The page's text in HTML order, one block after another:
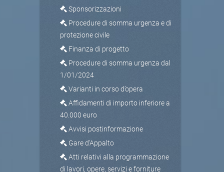
Sponsorizzazioni
Procedure di somma urgenza e di
protezione civile
Finanza di progetto
Procedure di somma urgenza dal
1/01/2024
Varianti in corso d’opera
Affidamenti di importo inferiore a
40.000 euro
Avvisi postinformazione
Gare d'Appalto
Atti relativi alla programmazione
di lavori, opere, servizi e forniture